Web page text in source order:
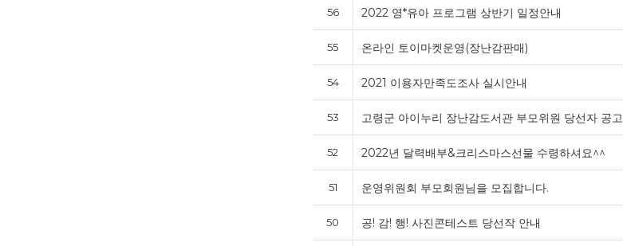
56 2022 영*유아 프로그램 상반기 일정안내
55 온라인 토이마켓운영(장난감판매)
54 2021 이용자만족도조사 실시안내
53 고령군 아이누리 장난감도서관 부모위원 당선자 공고
52 2022년 달력배부&크리스마스선물 수령하셔요^^
51 운영위원회 부모회원님을 모집합니다.
50 공! 감! 행! 사진콘테스트 당선작 안내